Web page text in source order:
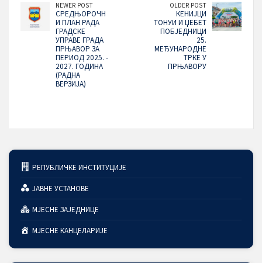
NEWER POST
СРЕДЊОРОЧН
И ПЛАН РАДА
ГРАДСКЕ
УПРАВЕ ГРАДА
ПРЊАВОР ЗА
ПЕРИОД 2025. -
2027. ГОДИНА
(РАДНА
ВЕРЗИЈА)
OLDER POST
КЕНИЈЦИ
ТОНУИ И ЏЕБЕТ
ПОБЈЕДНИЦИ
25.
МЕЂУНАРОДНЕ
ТРКЕ У
ПРЊАВОРУ
РЕПУБЛИЧКЕ ИНСТИТУЦИЈЕ
ЈАВНЕ УСТАНОВЕ
МЈЕСНЕ ЗАЈЕДНИЦЕ
МЈЕСНЕ КАНЦЕЛАРИЈЕ